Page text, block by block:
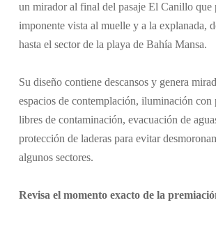
un mirador al final del pasaje El Canillo que
imponente vista al muelle y a la explanada,
hasta el sector de la playa de Bahía Mansa.
Su diseño contiene descansos y genera
espacios de contemplación, iluminación con
libres de contaminación, evacuación de
protección de laderas para evitar
algunos sectores.
Revisa el momento exacto de la